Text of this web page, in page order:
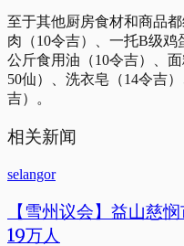
至于其他厨房食材和商品
肉（10令吉）、一托B级鸡
公斤食用油（10令吉）、
50仙）、洗衣皂（14令吉
吉）。
相关新闻
selangor
【雪州议会】益山慈
19万人